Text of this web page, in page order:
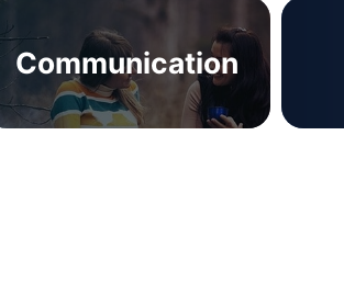
Communication